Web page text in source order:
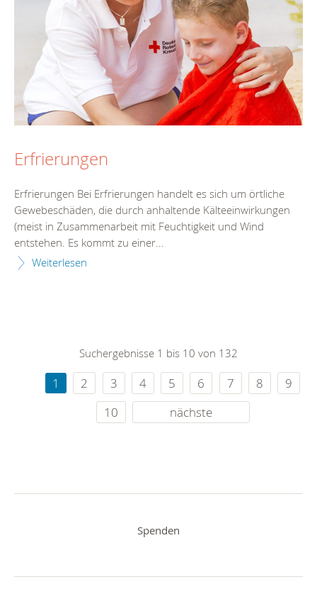
Erfrierungen
Erfrierungen Bei Erfrierungen handelt es sich um örtliche
Gewebeschäden, die durch anhaltende Kälteeinwirkungen
(meist in Zusammenarbeit mit Feuchtigkeit und Wind
entstehen. Es kommt zu einer...
Weiterlesen
Suchergebnisse 1 bis 10 von 132
1 2 3 4 5 6 7 8
9
10
nächste
Spenden